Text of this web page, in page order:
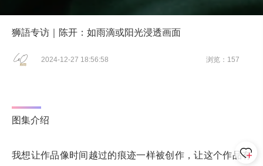
狮語专访｜陈开：如雨滴或阳光浸透画面
2024-12-27 18:56:58 浏览：157
图集介绍
我想让作品像时间越过的痕迹一样被创作，让这个作品有